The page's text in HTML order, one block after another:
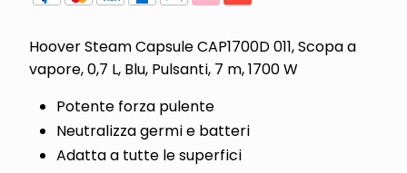
Hoover Steam Capsule CAP1700D 011, Scopa a
vapore, 0,7 L, Blu, Pulsanti, 7 m, 1700 W
Potente forza pulente
Neutralizza germi e batteri
Adatta a tutte le superfici